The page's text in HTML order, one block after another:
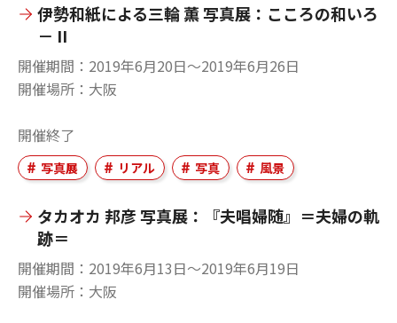
伊勢和紙による三輪 薫 写真展：こころの和いろ
－ II
開催期間
2019年6月20日〜2019年6月26日
開催場所
大阪
開催終了
写真展 リアル 写真 風景
タカオカ 邦彦 写真展：『夫唱婦随』＝夫婦の軌
跡＝
開催期間
2019年6月13日〜2019年6月19日
開催場所
大阪